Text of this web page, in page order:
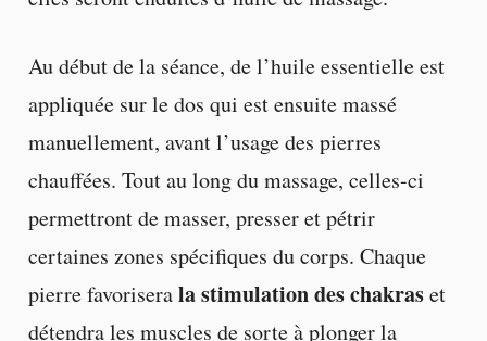
Au début de la séance, de l’huile essentielle est
appliquée sur le dos qui est ensuite massé
manuellement, avant l’usage des pierres
chauffées. Tout au long du massage, celles-ci
permettront de masser, presser et pétrir
certaines zones spécifiques du corps. Chaque
pierre favoriserala stimulation des chakraset
détendra les muscles de sorte à plonger la